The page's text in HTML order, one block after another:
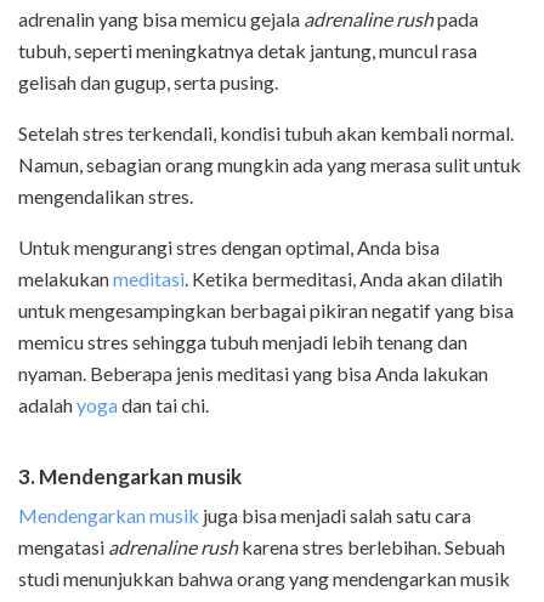
adrenalin yang bisa memicu gejala adrenaline rushpada
tubuh, seperti meningkatnya detak jantung, muncul rasa
gelisah dan gugup, serta pusing.
Setelah stres terkendali, kondisi tubuh akan kembali normal.
Namun, sebagian orang mungkin ada yang merasa sulit untuk
mengendalikan stres.
Untuk mengurangi stres dengan optimal, Anda bisa
melakukanmeditasi . Ketika bermeditasi, Anda akan dilatih
untuk mengesampingkan berbagai pikiran negatif yang bisa
memicu stres sehingga tubuh menjadi lebih tenang dan
nyaman. Beberapa jenis meditasi yang bisa Anda lakukan
adalahyogadan tai chi.
3. Mendengarkan musik
Mendengarkan musik juga bisa menjadi salah satu cara
mengatasi adrenaline rushkarena stres berlebihan. Sebuah
studi menunjukkan bahwa orang yang mendengarkan musik